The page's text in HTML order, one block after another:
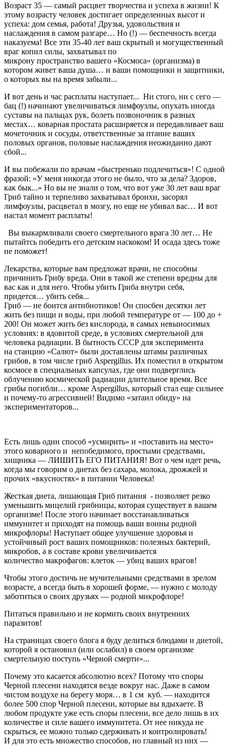
Возраст 35 — самый расцвет творчества и успеха в жизни! К
этому возрасту человек достигает определенных высот и
успеха: дом семья, работа! Друзья, удовольствия и
наслаждения в самом разгаре… Но (!) — беспечность всегда
наказуема! Все эти 35-40 лет ваш скрытый и могущественный
враг копил силы, захватывал по
микрону пространство вашего «Космоса» (организма) в
котором живет ваша душа… и ваши помощники и защитники,
о которых вы на время забыли...
И вот день и час расплаты наступает... Ни стого, ни с сего —
бац (!) начинают увеличиваться лимфоузлы, опухать иногда
суставы на пальцах рук, болеть позвоночник в разных
местах… коварная простата расширяется и передавливает ваш
мочеточник и сосуды, ответственные за птание ваших
половых органов, половые наслаждения неожиданно дают
сбой...
И вы побежали по врачам «быстренько подлечиться»! С одной
фразой: «У меня никогда этого не было, что за дела? Здоров,
как бык...» Но вы не знали о том, что вот уже 30 лет ваш враг
Гриб тайно и терпеливо захватывал бронхи, засорял
лимфоузлы, расцветал в мозгу, но еще не убивал вас… И вот
настал момент расплаты!
Вы выкармливали своего смертельного врага 30 лет… Не
пытайтсь победить его детским наскоком! И осада здесь тоже
не поможет!
Лекарства, которые вам предложат врачи, не способны
причинить Грибу вреда. Они в такой же степени вредны для
вас как и для него. Чтобы убить Гриба внутри себя,
придется… убить себя...
Гриб — не боится антибиотиков! Он спосбен десятки лет
жить без пищи и воды, при любой температуре от — 100 до +
200! Он может жить без кислорода, в самых невыносимых
условиях: в ядовитой среде, в условиях смертельной для
человека радиации. В бытность СССР для эксперимента
на станцию «Салют» были доставлены штамы различных
грибов, в том числе гриб Aspergillus. Их поместил в открытом
космосе в специальных капсулах, где они подверглись
облучению космической радиации длительное время. Все
грибы погибли… кроме Aspergillus, который стал еще сильнее
и почему-то агрессивней! Видимо «затаил обиду» на
экспериментаторов...
Есть лишь один способ «усмирить» и «поставить на место»
этого коварного и непобедимого, простыми средствами,
хищника — ЛИШИТЬ ЕГО ПИТАНИЯ! Вот о чем идет речь,
когда мы говорим о диетах без сахара, молока, дрожжей и
прочих «вкусностях» в питании Человека!
Жесткая диета, лишающая Гриб питания - позволяет резко
уменьшить мицелий грибницы, которая существует в вашем
организме! После этого начинает восстанавливаться
иммунитет и приходят на помощь ваши воины родной
микрофлоры! Наступает общее улучшение здоровья и
устойчивый рост ваших помощников: полезных бактерий,
микробов, а в составе крови увеличивается
количество макрофагов: клеток — убиц ваших врагов!
Чтобы этого достичь не мучительными средствами в зрелом
возрасте, а всегда быть в хорошей форме, — нужно с молоду
заботиться о своих друзьях — родной микрофлоре!
Питаться правильно и не кормить своих внутренних
паразитов!
На страницах своего блога я буду делиться блюдами и диетой,
которой я остановил (или ослабил) в своем организме
смертельную поступь «Черной смерти»...
Почему это касается абсолютно всех? Потому что споры
Черной плесени находятся везде вокруг нас. Даже в самом
чистом воздухе на берегу моря… в 1 см куб. — находится
более 500 спор Черной плесени, которые вы вдыхаете. В
любом продукте уже есть споры плесени, все дело лишь в их
количестве и силе вашего иммунитета. От нее никуда не
скрыться, ее можно только сдерживать и контролировать!
И для это есть множество способов, но главный из них —